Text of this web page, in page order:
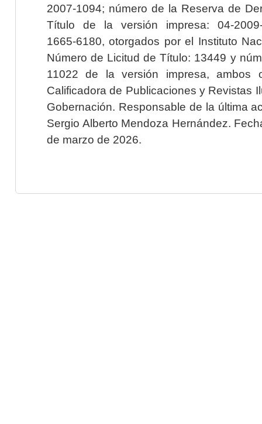
2007-1094; número de la Reserva de
Título de la versión impresa: 04-2009-
1665-6180, otorgados por el Instituto
Número de Licitud de Título: 13449 y
11022 de la versión impresa, ambos
Calificadora de Publicaciones y Revistas
Gobernación. Responsable de la última
Sergio Alberto Mendoza Hernández.
de marzo de 2026.